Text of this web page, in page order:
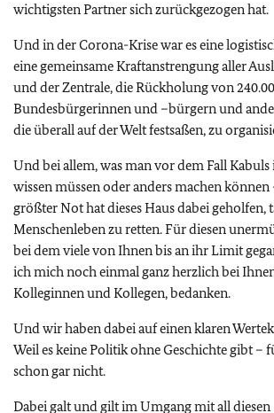
wichtigsten Partner sich zurückgezogen hat.
Und in der Corona-Krise war es eine
eine gemeinsame Kraftanstrengung aller
und der Zentrale, die Rückholung von
Bundesbürgerinnen und –bürgern und
die überall auf der Welt festsaßen, zu
Und bei allem, was man vor dem Fall
wissen müssen oder anders machen
größter Not hat dieses Haus dabei geholfen,
Menschenleben zu retten. Für diesen
bei dem viele von Ihnen bis an ihr Limit
ich mich noch einmal ganz herzlich bei
Kolleginnen und Kollegen, bedanken.
Und wir haben dabei auf einen klaren
Weil es keine Politik ohne Geschichte gibt –
schon gar nicht.
Dabei galt und gilt im Umgang mit all diesen